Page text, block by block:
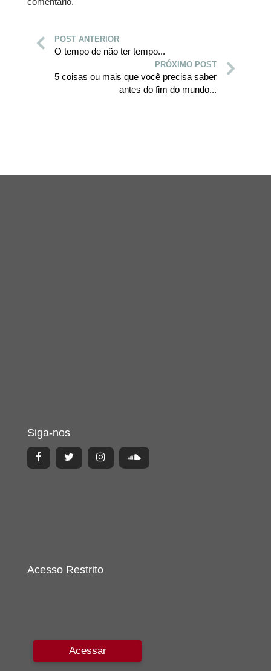
POST ANTERIOR
O tempo de não ter tempo...
PRÓXIMO POST
5 coisas ou mais que você precisa saber
antes do fim do mundo...
Siga-nos
Acesso Restrito
Acessar